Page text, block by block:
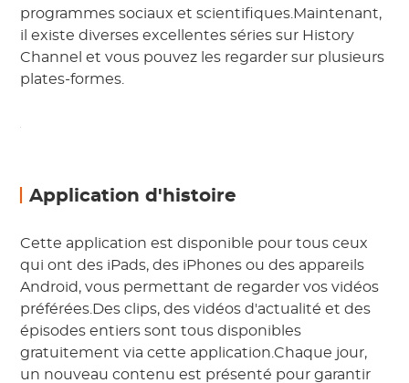
programmes sociaux et scientifiques.Maintenant,
il existe diverses excellentes séries sur History
Channel et vous pouvez les regarder sur plusieurs
plates-formes.
Application d'histoire
Cette application est disponible pour tous ceux
qui ont des iPads, des iPhones ou des appareils
Android, vous permettant de regarder vos vidéos
préférées.Des clips, des vidéos d'actualité et des
épisodes entiers sont tous disponibles
gratuitement via cette application.Chaque jour,
un nouveau contenu est présenté pour garantir